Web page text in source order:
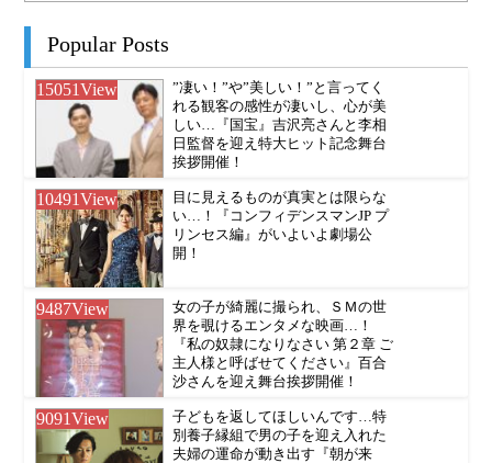
Popular Posts
15051View
”凄い！”や”美しい！”と言ってく
れる観客の感性が凄いし、心が美
しい…『国宝』吉沢亮さんと李相
日監督を迎え特大ヒット記念舞台
挨拶開催！
10491View
目に見えるものが真実とは限らな
い…！『コンフィデンスマンJP プ
リンセス編』がいよいよ劇場公
開！
9487View
女の子が綺麗に撮られ、ＳＭの世
界を覗けるエンタメな映画…！
『私の奴隷になりなさい 第２章 ご
主人様と呼ばせてください』百合
沙さんを迎え舞台挨拶開催！
9091View
子どもを返してほしいんです…特
別養子縁組で男の子を迎え入れた
夫婦の運命が動き出す『朝が来